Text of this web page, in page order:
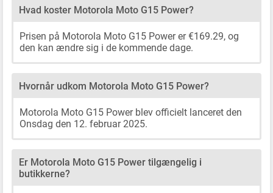
Hvad koster Motorola Moto G15 Power?
Prisen på Motorola Moto G15 Power er €169.29, og
den kan ændre sig i de kommende dage.
Hvornår udkom Motorola Moto G15 Power?
Motorola Moto G15 Power blev officielt lanceret den
Onsdag den 12. februar 2025.
Er Motorola Moto G15 Power tilgængelig i
butikkerne?